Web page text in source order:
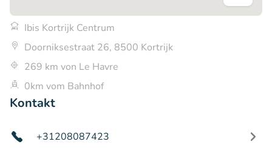
Ibis Kortrijk Centrum
Doorniksestraat 26, 8500 Kortrijk
269 km von Le Havre
0km vom Bahnhof
Kontakt
+31208087423